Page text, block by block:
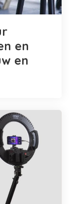
en
en